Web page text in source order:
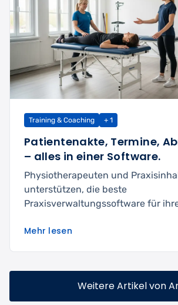
Training & Coaching + 1
Patientenakte, Termine,
– alles in einer Software.
Physiotherapeuten und
unterstützen, die beste
Praxisverwaltungssoftware für
Mehr lesen
Weitere Artikel von